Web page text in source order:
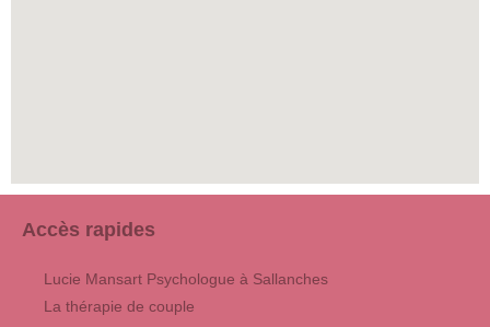
Accès rapides
Lucie Mansart Psychologue à Sallanches
La thérapie de couple